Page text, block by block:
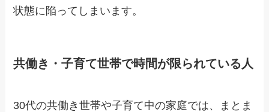
状態に陥ってしまいます。
共働き・子育て世帯で時間が限られている人
30代の共働き世帯や子育て中の家庭では、まとま